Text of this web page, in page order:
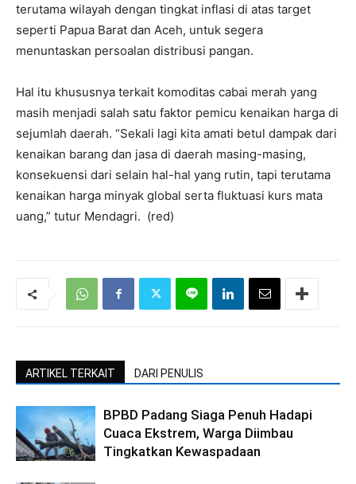
terutama wilayah dengan tingkat inflasi di atas target
seperti Papua Barat dan Aceh, untuk segera
menuntaskan persoalan distribusi pangan.
Hal itu khususnya terkait komoditas cabai merah yang
masih menjadi salah satu faktor pemicu kenaikan harga di
sejumlah daerah. “Sekali lagi kita amati betul dampak dari
kenaikan barang dan jasa di daerah masing-masing,
konsekuensi dari selain hal-hal yang rutin, tapi terutama
kenaikan harga minyak global serta fluktuasi kurs mata
uang,” tutur Mendagri. (red)
ARTIKEL TERKAIT DARI PENULIS
BPBD Padang Siaga Penuh Hadapi
Cuaca Ekstrem, Warga Diimbau
Tingkatkan Kewaspadaan